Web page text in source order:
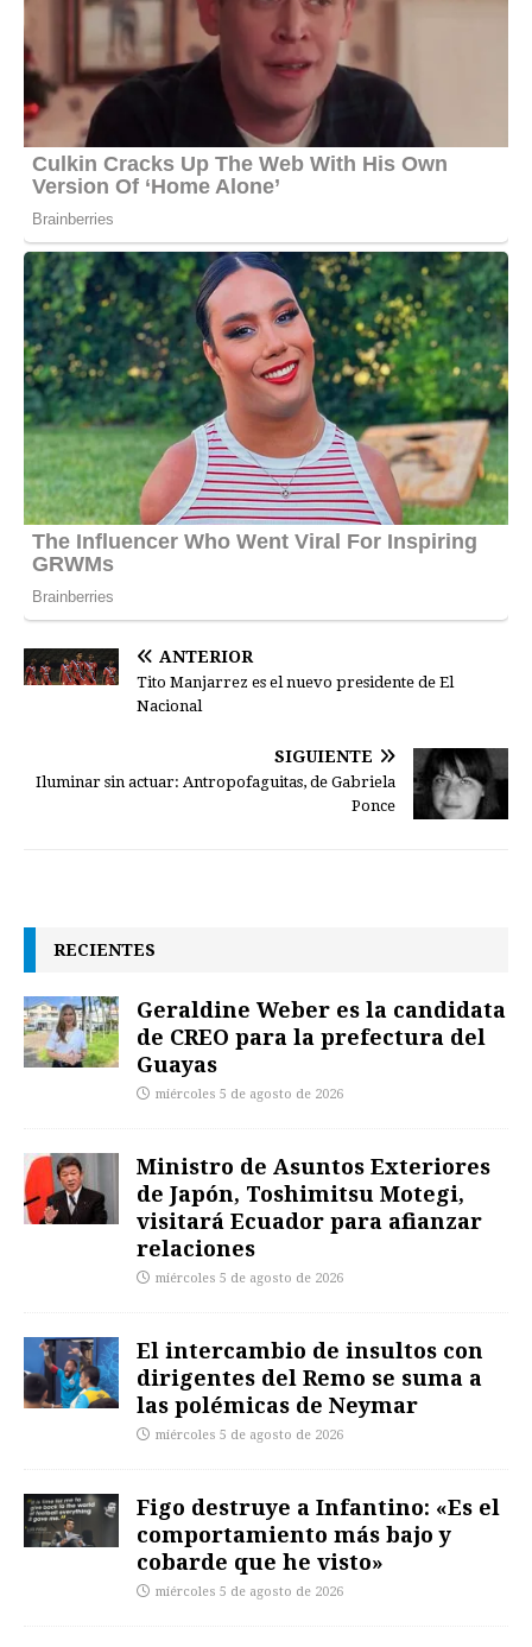
ANTERIOR
Tito Manjarrez es el nuevo presidente de El
Nacional
SIGUIENTE
Iluminar sin actuar: Antropofaguitas, de Gabriela
Ponce
RECIENTES
Geraldine Weber es la candidata
de CREO para la prefectura del
Guayas
miércoles 5 de agosto de 2026
Ministro de Asuntos Exteriores
de Japón, Toshimitsu Motegi,
visitará Ecuador para afianzar
relaciones
miércoles 5 de agosto de 2026
El intercambio de insultos con
dirigentes del Remo se suma a
las polémicas de Neymar
miércoles 5 de agosto de 2026
Figo destruye a Infantino: «Es el
comportamiento más bajo y
cobarde que he visto»
miércoles 5 de agosto de 2026